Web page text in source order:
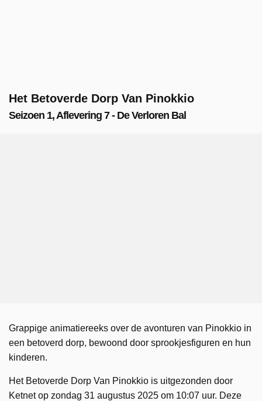
Het Betoverde Dorp Van Pinokkio
Seizoen 1, Aflevering 7 - De Verloren Bal
Grappige animatiereeks over de avonturen van Pinokkio in
een betoverd dorp, bewoond door sprookjesfiguren en hun
kinderen.
Het Betoverde Dorp Van Pinokkio is uitgezonden door
Ketnet op zondag 31 augustus 2025 om 10:07 uur. Deze